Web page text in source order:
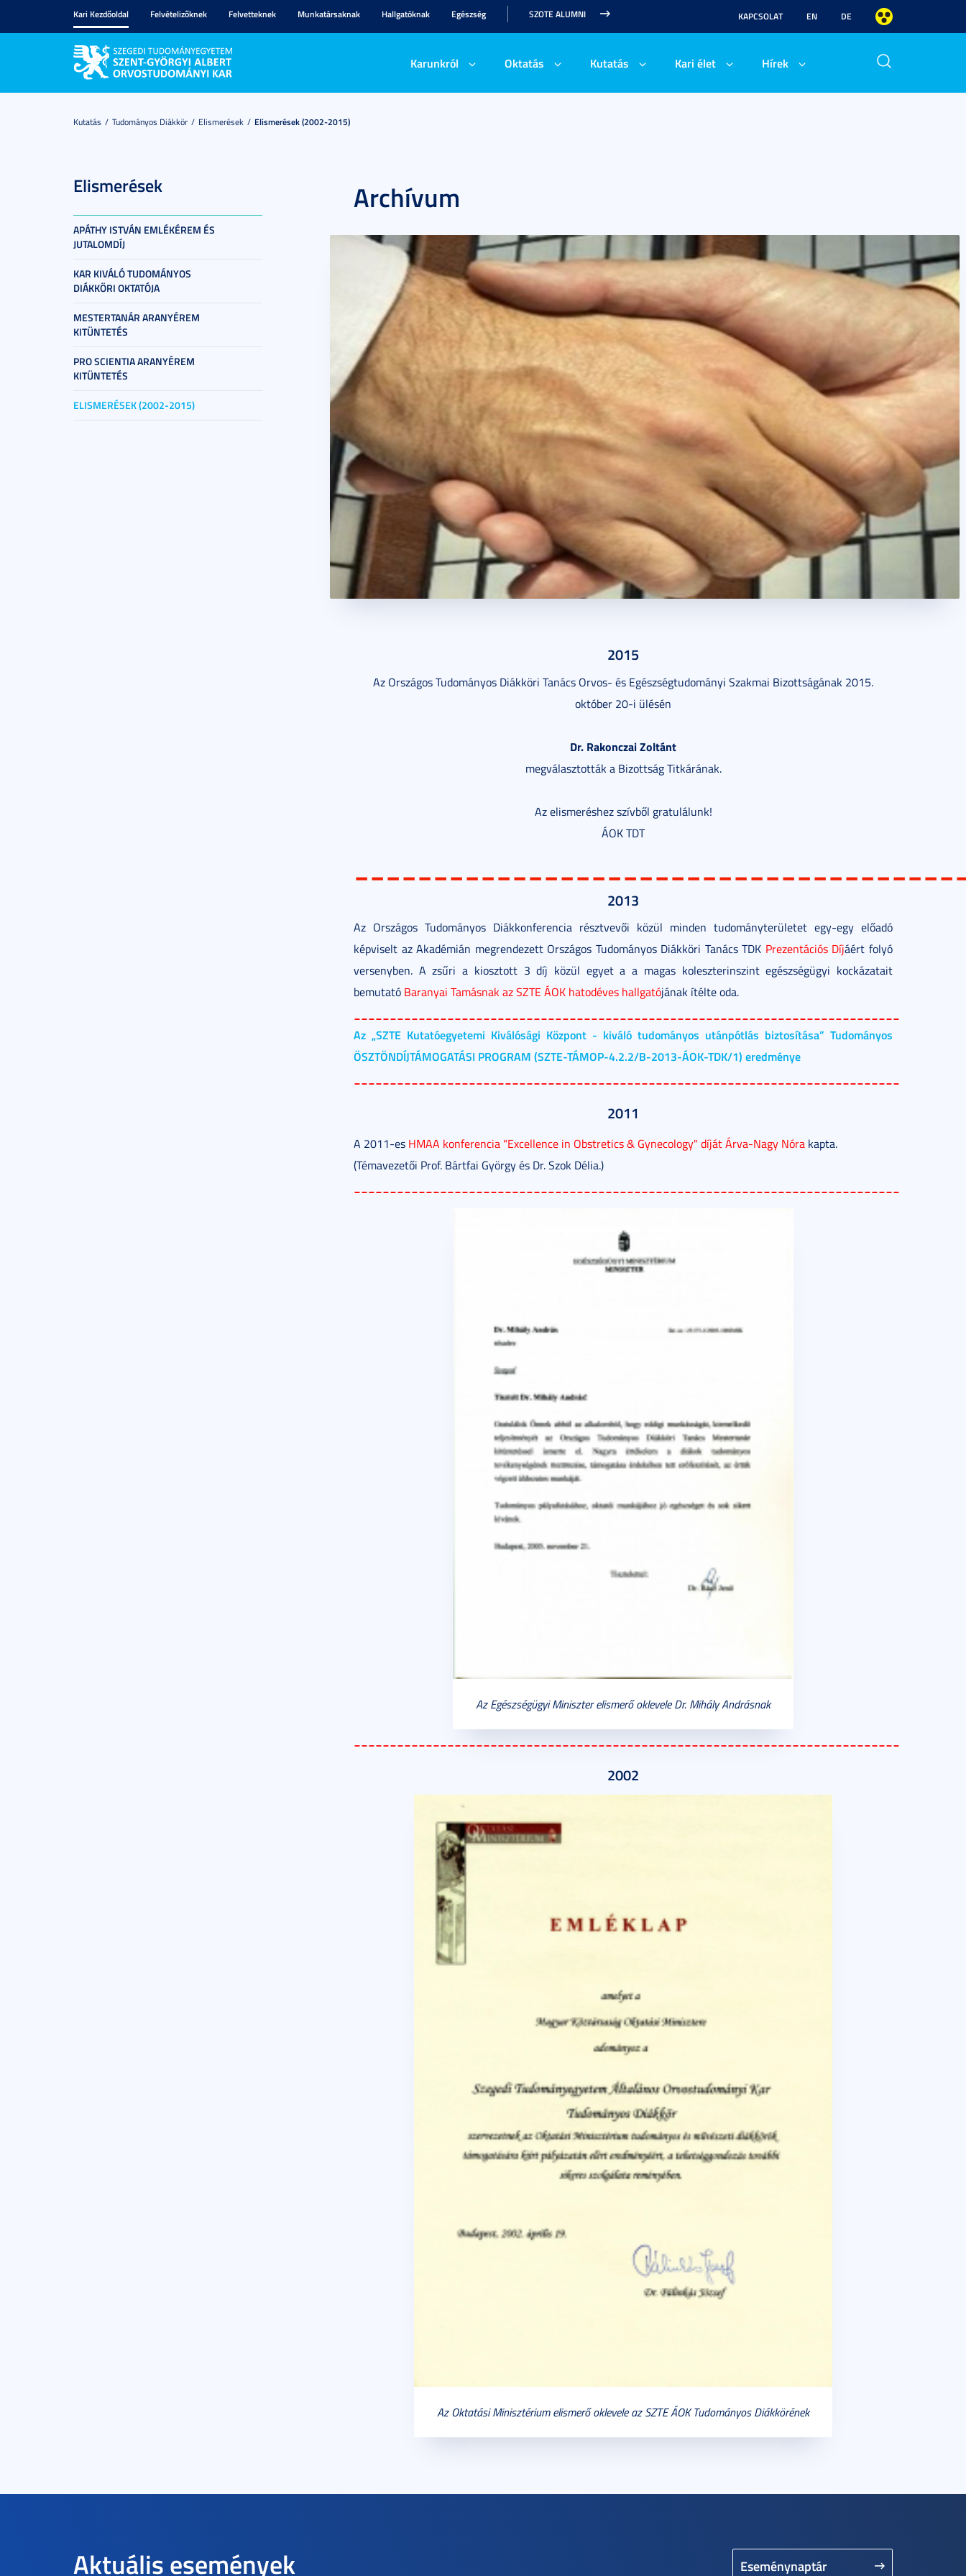
Kari Kezdőoldal Felvételizőknek Felvetteknek Munkatársaknak Hallgatóknak Egészség SZOTE ALUMNI KAPCSOLAT EN DE
Karunkról Oktatás Kutatás Kari élet Hírek
Kutatás Tudományos Diákkör Elismerések Elismerések (2002-2015)
Elismerések
APÁTHY ISTVÁN EMLÉKÉREM ÉS
JUTALOMDÍJ
KAR KIVÁLÓ TUDOMÁNYOS
DIÁKKÖRI OKTATÓJA
MESTERTANÁR ARANYÉREM
KITÜNTETÉS
PRO SCIENTIA ARANYÉREM
KITÜNTETÉS
ELISMERÉSEK (2002-2015)
Archívum
2015
Az Országos Tudományos Diákköri Tanács Orvos- és Egészségtudományi Szakmai Bizottságának 2015.
október 20-i ülésén
Dr. Rakonczai Zoltánt
megválasztották a Bizottság Titkárának.
Az elismeréshez szívből gratulálunk!
ÁOK TDT
2013
Az Országos Tudományos Diákkonferencia résztvevői közül minden tudományterületet egy-egy előadó
képviselt az Akadémián megrendezett Országos Tudományos Diákköri Tanács TDK Prezentációs Díjáért folyó
versenyben. A zsűri a kiosztott 3 díj közül egyet a a magas koleszterinszint egészségügyi kockázatait
bemutató Baranyai Tamásnak az SZTE ÁOK hatodéves hallgatójának ítélte oda.
Az „SZTE Kutatóegyetemi Kiválósági Központ - kiváló tudományos utánpótlás biztosítása” Tudományos
ÖSZTÖNDÍJTÁMOGATÁSI PROGRAM (SZTE-TÁMOP-4.2.2/B-2013-ÁOK-TDK/1) eredménye
2011
A 2011-es HMAA konferencia "Excellence in Obstretics & Gynecology" díját Árva-Nagy Nóra kapta.
(Témavezetői Prof. Bártfai György és Dr. Szok Délia.)
Az Egészségügyi Miniszter elismerő oklevele Dr. Mihály Andrásnak
2002
Az Oktatási Minisztérium elismerő oklevele az SZTE ÁOK Tudományos Diákkörének
Aktuális események Eseménynaptár